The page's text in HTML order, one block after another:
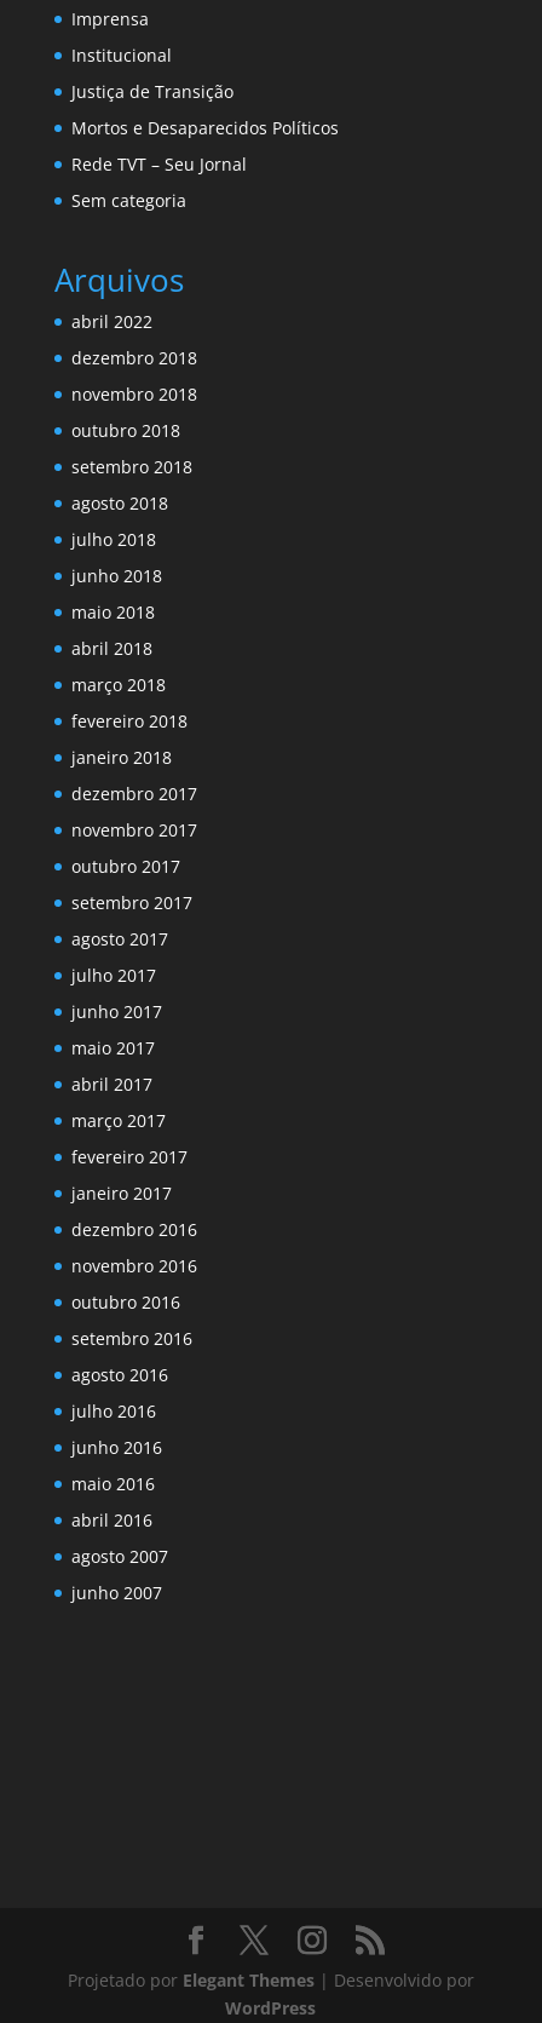
Imprensa
Institucional
Justiça de Transição
Mortos e Desaparecidos Políticos
Rede TVT – Seu Jornal
Sem categoria
Arquivos
abril 2022
dezembro 2018
novembro 2018
outubro 2018
setembro 2018
agosto 2018
julho 2018
junho 2018
maio 2018
abril 2018
março 2018
fevereiro 2018
janeiro 2018
dezembro 2017
novembro 2017
outubro 2017
setembro 2017
agosto 2017
julho 2017
junho 2017
maio 2017
abril 2017
março 2017
fevereiro 2017
janeiro 2017
dezembro 2016
novembro 2016
outubro 2016
setembro 2016
agosto 2016
julho 2016
junho 2016
maio 2016
abril 2016
agosto 2007
junho 2007
Projetado por Elegant Themes| Desenvolvido por
WordPress